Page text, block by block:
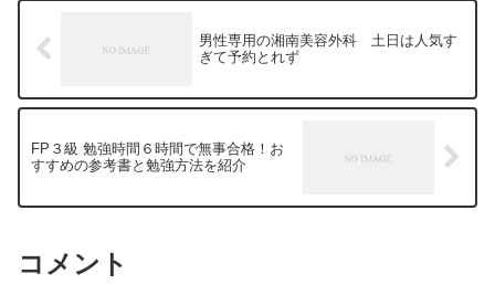
男性専用の湘南美容外科 土日は人気す
ぎて予約とれず
FP３級 勉強時間６時間で無事合格！お
すすめの参考書と勉強方法を紹介
コメント